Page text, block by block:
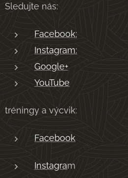
Sledujte nás:
Facebook:
Instagram:
Google+
YouTube
tréningy a výcvik:
Facebook
Instagram